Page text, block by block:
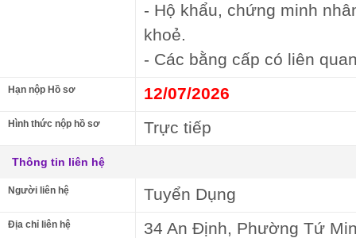
- Hộ khẩu, chứng minh
khoẻ.
- Các bằng cấp có liên
Hạn nộp Hồ sơ 12/07/2026
Hình thức nộp hồ sơ Trực tiếp
Thông tin liên hệ
Người liên hệ Tuyển Dụng
Địa chỉ liên hệ
34 An Định, Phường Tứ